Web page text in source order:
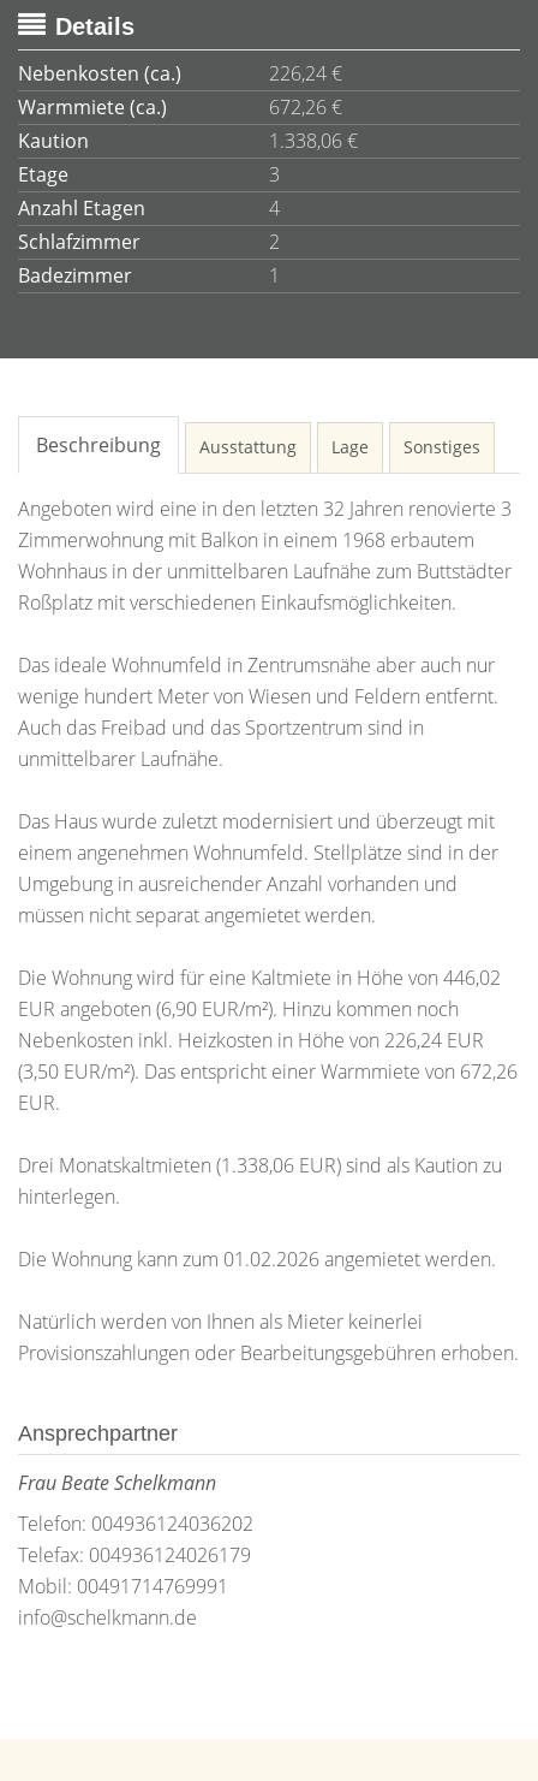
Details
Nebenkosten (ca.)
226,24 €
Warmmiete (ca.)
672,26 €
Kaution
1.338,06 €
Etage
3
Anzahl Etagen
4
Schlafzimmer
2
Badezimmer
1
Beschreibung Ausstattung Lage Sonstiges
Angeboten wird eine in den letzten 32 Jahren renovierte 3
Zimmerwohnung mit Balkon in einem 1968 erbautem
Wohnhaus in der unmittelbaren Laufnähe zum Buttstädter
Roßplatz mit verschiedenen Einkaufsmöglichkeiten.
Das ideale Wohnumfeld in Zentrumsnähe aber auch nur
wenige hundert Meter von Wiesen und Feldern entfernt.
Auch das Freibad und das Sportzentrum sind in
unmittelbarer Laufnähe.
Das Haus wurde zuletzt modernisiert und überzeugt mit
einem angenehmen Wohnumfeld. Stellplätze sind in der
Umgebung in ausreichender Anzahl vorhanden und
müssen nicht separat angemietet werden.
Die Wohnung wird für eine Kaltmiete in Höhe von 446,02
EUR angeboten (6,90 EUR/m²). Hinzu kommen noch
Nebenkosten inkl. Heizkosten in Höhe von 226,24 EUR
(3,50 EUR/m²). Das entspricht einer Warmmiete von 672,26
EUR.
Drei Monatskaltmieten (1.338,06 EUR) sind als Kaution zu
hinterlegen.
Die Wohnung kann zum 01.02.2026 angemietet werden.
Natürlich werden von Ihnen als Mieter keinerlei
Provisionszahlungen oder Bearbeitungsgebühren erhoben.
Ansprechpartner
Frau Beate Schelkmann
Telefon: 004936124036202
Telefax: 004936124026179
Mobil: 00491714769991
info@schelkmann.de